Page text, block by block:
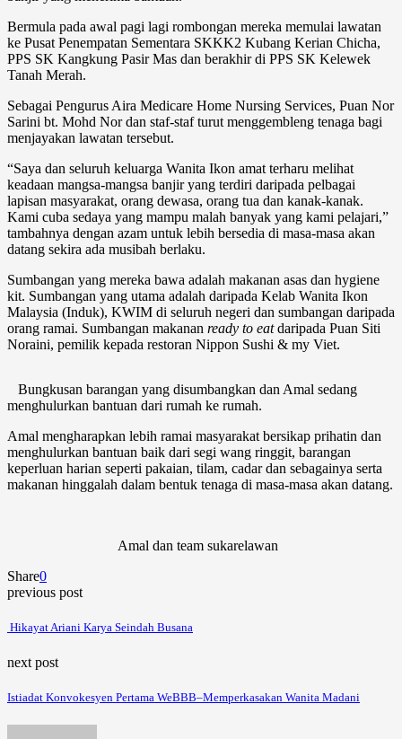
Bermula pada awal pagi lagi rombongan mereka memulai lawatan
ke Pusat Penempatan Sementara SKKK2 Kubang Kerian Chicha,
PPS SK Kangkung Pasir Mas dan berakhir di PPS SK Kelewek
Tanah Merah.
Sebagai Pengurus Aira Medicare Home Nursing Services, Puan Nor
Sarini bt. Mohd Nor dan staf-staf turut menggembleng tenaga bagi
menjayakan lawatan tersebut.
“Saya dan seluruh keluarga Wanita Ikon amat terharu melihat
keadaan mangsa-mangsa banjir yang terdiri daripada pelbagai
lapisan masyarakat, orang dewasa, orang tua dan kanak-kanak.
Kami cuba sedaya yang mampu malah banyak yang kami pelajari,”
tambahnya dengan azam untuk lebih bersedia di masa-masa akan
datang sekira ada musibah berlaku.
Sumbangan yang mereka bawa adalah makanan asas dan hygiene
kit. Sumbangan yang utama adalah daripada Kelab Wanita Ikon
Malaysia (Induk), KWIM di seluruh negeri dan sumbangan daripada
orang ramai. Sumbangan makanan ready to eatdaripada Puan Siti
Noraini, pemilik kepada restoran Nippon Sushi & my Viet.
Bungkusan barangan yang disumbangkan dan Amal sedang
menghulurkan bantuan dari rumah ke rumah.
Amal mengharapkan lebih ramai masyarakat bersikap prihatin dan
menghulurkan bantuan baik dari segi wang ringgit, barangan
keperluan harian seperti pakaian, tilam, cadar dan sebagainya serta
makanan hinggalah dalam bentuk tenaga di masa-masa akan datang.
Amal dan team sukarelawan
Share0
previous post
Hikayat Ariani Karya Seindah Busana
next post
Istiadat Konvokesyen Pertama WeBBB–Memperkasakan Wanita Madani